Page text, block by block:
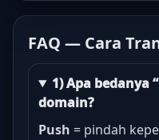
FAQ — Cara
1) Apa bedanya
domain?
Push = pindah